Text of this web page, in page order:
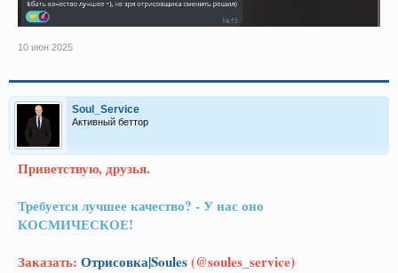
10 июн 2025
Soul_Service
Активный беттор
Приветствую, друзья.
Требуется лучшее качество? - У нас оно
КОСМИЧЕСКОЕ!
Заказать: Отрисовка|Soules(@soules_service)